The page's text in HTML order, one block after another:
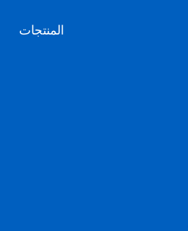
المنتجات